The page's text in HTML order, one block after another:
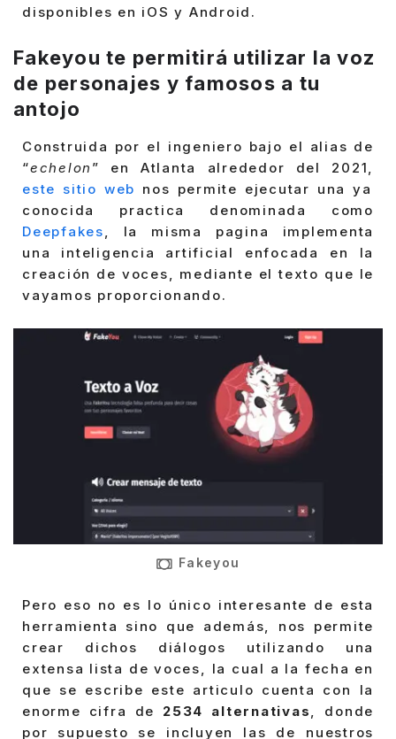
disponibles en iOS y Android.
Fakeyou te permitirá utilizar la voz
de personajes y famosos a tu
antojo
Construida por el ingeniero bajo el alias de
“echelon ” en Atlanta alrededor del 2021,
este sitio web nos permite ejecutar una ya
conocida practica denominada como
Deepfakes , la misma pagina implementa
una inteligencia artificial enfocada en la
creación de voces, mediante el texto que le
vayamos proporcionando.
Fakeyou
Pero eso no es lo único interesante de esta
herramienta sino que además, nos permite
crear dichos diálogos utilizando una
extensa lista de voces, la cual a la fecha en
que se escribe este articulo cuenta con la
enorme cifra de
2534 alternativas, donde
por supuesto se incluyen las de nuestros